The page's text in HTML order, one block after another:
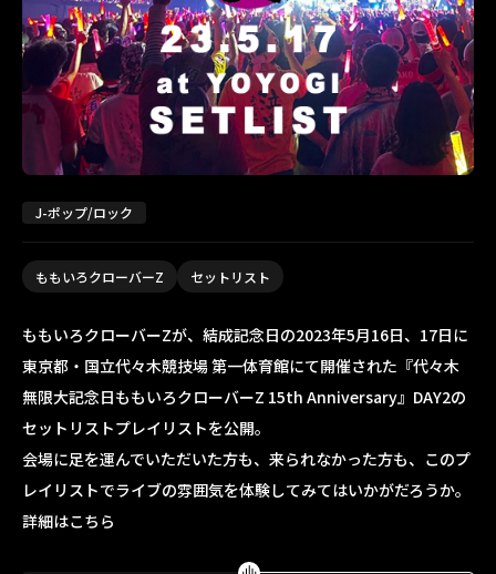
J-ポップ/ロック
ももいろクローバーZ セットリスト
ももいろクローバーZが、結成記念日の2023年5月16日、17日に
東京都・国立代々木競技場 第一体育館にて開催された『代々木
無限大記念日ももいろクローバーZ 15th Anniversary』DAY2の
セットリストプレイリストを公開。
会場に足を運んでいただいた方も、来られなかった方も、このプ
レイリストでライブの雰囲気を体験してみてはいかがだろうか。
詳細はこちら